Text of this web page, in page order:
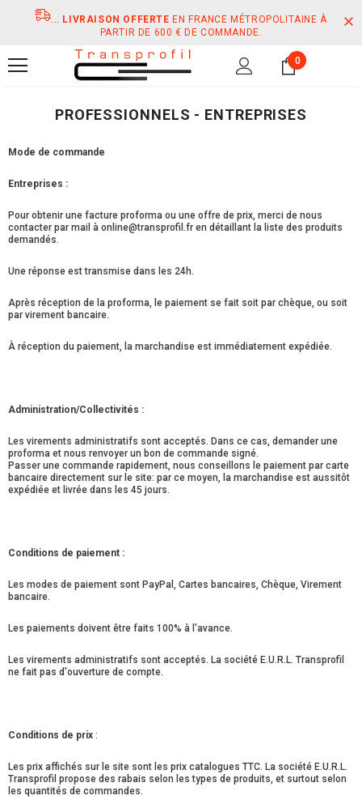
... LIVRAISON OFFERTE EN FRANCE MÉTROPOLITAINE À
PARTIR DE 600 € DE COMMANDE.
0
PROFESSIONNELS - ENTREPRISES
Mode de commande
Entreprises :
Pour obtenir une facture proforma ou une offre de prix, merci de nous
contacter par mail à online@transprofil.fr en détaillant la liste des produits
demandés.
Une réponse est transmise dans les 24h.
Après réception de la proforma, le paiement se fait soit par chèque, ou soit
par virement bancaire.
À réception du paiement, la marchandise est immédiatement expédiée.
Administration/Collectivités :
Les virements administratifs sont acceptés. Dans ce cas, demander une
proforma et nous renvoyer un bon de commande signé.
Passer une commande rapidement, nous conseillons le paiement par carte
bancaire directement sur le site: par ce moyen, la marchandise est aussitôt
expédiée et livrée dans les 45 jours.
Conditions de paiement :
Les modes de paiement sont PayPal, Cartes bancaires, Chèque, Virement
bancaire.
Les paiements doivent être faits 100% à l'avance.
Les virements administratifs sont acceptés. La société E.U.R.L. Transprofil
ne fait pas d'ouverture de compte.
Conditions de prix :
Les prix affichés sur le site sont les prix catalogues TTC. La société E.U.R.L.
Transprofil propose des rabais selon les types de produits, et surtout selon
les quantités de commandes.